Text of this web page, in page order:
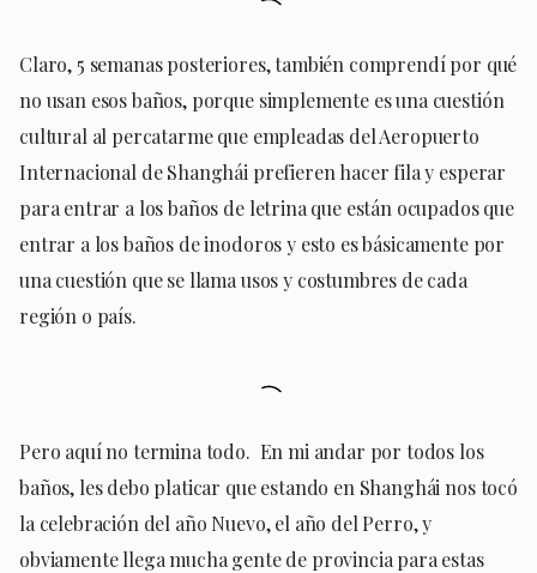
Claro, 5 semanas posteriores, también comprendí por qué
no usan esos baños, porque simplemente es una cuestión
cultural al percatarme que empleadas del Aeropuerto
Internacional de Shanghái prefieren hacer fila y esperar
para entrar a los baños de letrina que están ocupados que
entrar a los baños de inodoros y esto es básicamente por
una cuestión que se llama usos y costumbres de cada
región o país.
Pero aquí no termina todo. En mi andar por todos los
baños, les debo platicar que estando en Shanghái nos tocó
la celebración del año Nuevo, el año del Perro, y
obviamente llega mucha gente de provincia para estas